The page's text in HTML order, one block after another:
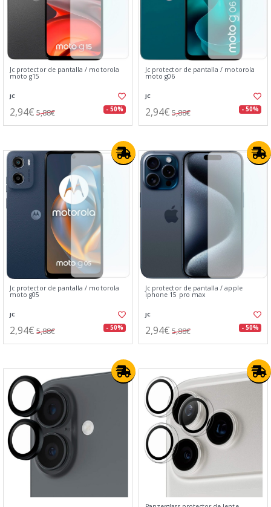
Jc protector de pantalla / motorola
moto g15
JC
2,94€ 5,88€ - 50%
Jc protector de pantalla / motorola
moto g06
JC
2,94€ 5,88€ - 50%
Jc protector de pantalla / motorola
moto g05
JC
2,94€ 5,88€ - 50%
Jc protector de pantalla / apple
iphone 15 pro max
JC
2,94€ 5,88€ - 50%